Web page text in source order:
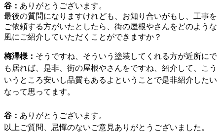
谷： ありがとうございます。
最後の質問になりますけれども、お知り合いがもし、工事を
ご依頼する方がいたとしたら、街の屋根やさんをどのような
風にご紹介していただくことができますか？
梅澤様： そうですね、そういう塗装してくれる方が近所にで
も居れば、是非、街の屋根やさんをですね、紹介して、こう
いうところ安いし品質もあるよということで是非紹介したい
なって思ってます。
谷： ありがとうございます。
以上ご質問、忌憚のないご意見ありがとうございました。